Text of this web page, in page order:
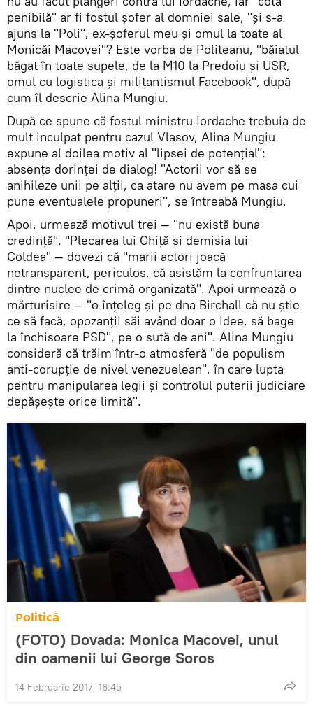
penibilă" ar fi fostul șofer al domniei sale, "și s-a
ajuns la "Poli", ex-șoferul meu și omul la toate al
Monicăi Macovei"? Este vorba de Politeanu, "băiatul
băgat în toate supele, de la M10 la Predoiu și USR,
omul cu logistica și militantismul Facebook", după
cum îl descrie Alina Mungiu.
După ce spune că fostul ministru Iordache trebuia de
mult inculpat pentru cazul Vlasov, Alina Mungiu
expune al doilea motiv al "lipsei de potențial":
absența dorinței de dialog! "Actorii vor să se
anihileze unii pe alții, ca atare nu avem pe masa cui
pune eventualele propuneri", se întreabă Mungiu.
Apoi, urmează motivul trei — "nu există buna
credință". "Plecarea lui Ghiță și demisia lui
Coldea" — dovezi că "marii actori joacă
netransparent, periculos, că asistăm la confruntarea
dintre nuclee de crimă organizată". Apoi urmează o
mărturisire — "o înțeleg și pe dna Birchall că nu știe
ce să facă, opozanții săi având doar o idee, să bage
la închisoare PSD", pe o sută de ani". Alina Mungiu
consideră că trăim într-o atmosferă "de populism
anti-corupție de nivel venezuelean", în care lupta
pentru manipularea legii și controlul puterii judiciare
depășește orice limită".
Politică
(FOTO) Dovada: Monica Macovei, unul
din oamenii lui George Soros
14 Februarie 2017, 16:45